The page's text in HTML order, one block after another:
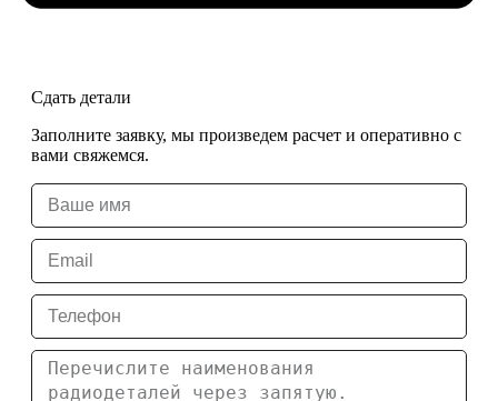
Сдать детали
Заполните заявку, мы произведем расчет и оперативно с
вами свяжемся.